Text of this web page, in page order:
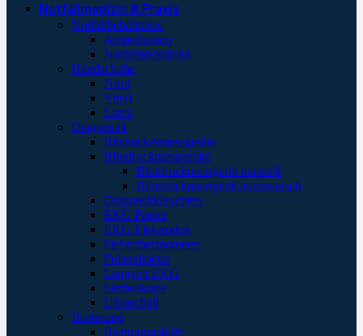
Notfallmedizin & Praxis
Notfallbehältnisse
Ampullarium
Notfallrucksäcke
Handschuhe
Nitril
Vinyl
Latex
Diagnostik
Blutzuckermessgeräte
Blutdruckmessgeräte
Blutdruckmessgerät manuell
Blutdruckmessgerät automatisch
Diagnostikleuchten
EKG Papier
EKG Elektroden
Fieberthermometer
Pulsoximeter
Langzeit EKG
Stethoskope
Ultraschall
Beatmung
Beatmungshilfe